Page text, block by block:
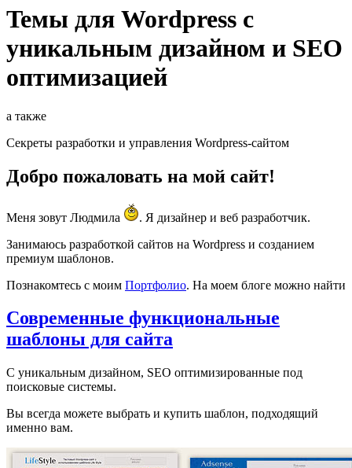
Teмы для Wordpress с
уникальным дизайном и SEO
оптимизацией
а также
Секреты разработки и управления Wordpress-сайтом
Добро пожаловать на мой сайт!
Меня зовут Людмила
. Я дизайнер и веб разработчик.
Занимаюсь разработкой сайтов на Wordpress и созданием
премиум шаблонов.
Познакомтесь с моим Портфолио. На моем блоге можно найти
Cовременные функциональные
шаблоны для сайта
С уникальным дизайном, SEO оптимизированные под
поисковые системы.
Вы всегда можете выбрать и купить шаблон, подходящий
именно вам.